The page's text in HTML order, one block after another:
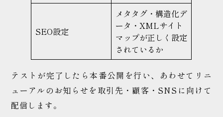
SEO設定
メタタグ・構造化デ
ータ・XMLサイト
マップが正しく設定
されているか
テストが完了したら本番公開を行い、あわせてリニ
ューアルのお知らせを取引先・顧客・SNSに向けて
配信します。